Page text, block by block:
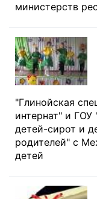
министерств
"Глинойская
интернат" и ГОУ
детей-сирот и
родителей" с
детей